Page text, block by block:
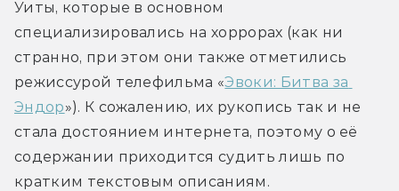
Уиты, которые в основном
специализировались на хоррорах (как ни
странно, при этом они также отметились
режиссурой телефильма «Эвоки: Битва за
Эндор»). К сожалению, их рукопись так и не
стала достоянием интернета, поэтому о её
содержании приходится судить лишь по
кратким текстовым описаниям.